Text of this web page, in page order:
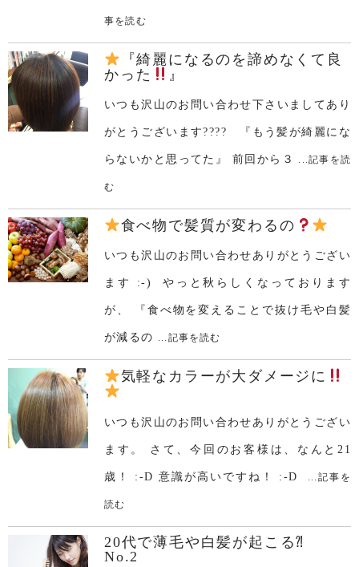
事を読む
『綺麗になるのを諦めなくて良
かった
』
いつも沢山のお問い合わせ下さいましてあり
がとうございます???? 『もう髪が綺麗にな
らないかと思ってた』 前回から３ ...記事を読
む
食べ物で髪質が変わるの
いつも沢山のお問い合わせありがとうござい
ます :-) やっと秋らしくなっております
が、 『食べ物を変えることで抜け毛や白髪
が減るの ...記事を読む
気軽なカラーが大ダメージに
いつも沢山のお問い合わせありがとうござい
ます。 さて、今回のお客様は、なんと21
歳！ :-D 意識が高いですね！ :-D ...記事を
読む
20代で薄毛や白髪が起こる⁈
No.2